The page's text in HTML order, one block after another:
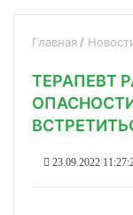
Главная
ТЕРАПЕВТ
23.09.2022